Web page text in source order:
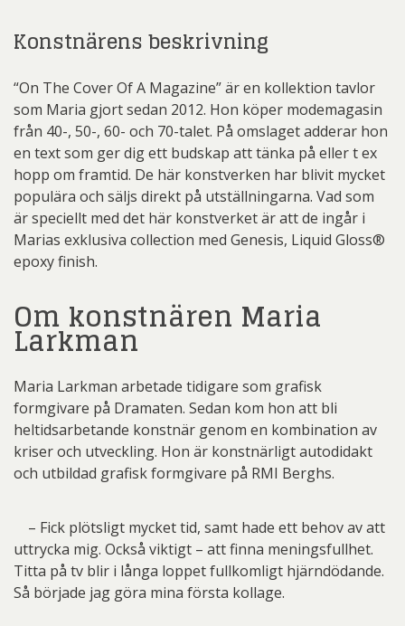
Konstnärens beskrivning
“On The Cover Of A Magazine” är en kollektion tavlor
som Maria gjort sedan 2012. Hon köper modemagasin
från 40-, 50-, 60- och 70-talet. På omslaget adderar hon
en text som ger dig ett budskap att tänka på eller t ex
hopp om framtid. De här konstverken har blivit mycket
populära och säljs direkt på utställningarna. Vad som
är speciellt med det här konstverket är att de ingår i
Marias exklusiva collection med Genesis, Liquid Gloss®
epoxy finish.
Om konstnären Maria
Larkman
Maria Larkman arbetade tidigare som grafisk
formgivare på Dramaten. Sedan kom hon att bli
heltidsarbetande konstnär genom en kombination av
kriser och utveckling. Hon är konstnärligt autodidakt
och utbildad grafisk formgivare på RMI Berghs.
– Fick plötsligt mycket tid, samt hade ett behov av att
uttrycka mig. Också viktigt – att finna meningsfullhet.
Titta på tv blir i långa loppet fullkomligt hjärndödande.
Så började jag göra mina första kollage.